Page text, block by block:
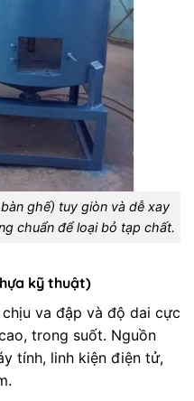
ghế) tuy giòn và dễ xay
chuẩn để loại bỏ tạp chất.
kỹ thuật)
va đập và độ dai cực
trong suốt. Nguồn
tính, linh kiện điện tử,